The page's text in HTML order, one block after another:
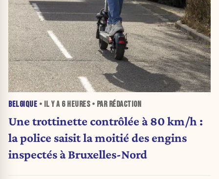
BELGIQUE • IL Y A 6 HEURES• PAR RÉDACTION
Une trottinette contrôlée à 80 km/h :
la police saisit la moitié des engins
inspectés à Bruxelles-Nord